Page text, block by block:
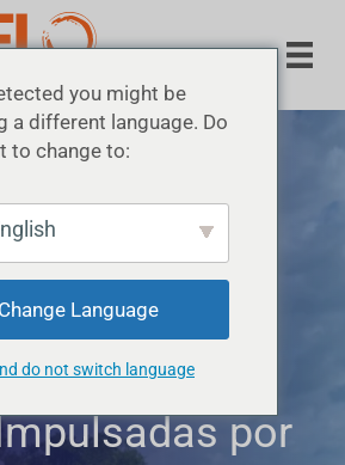
de Larga
por
you might be
a different language. Do
to change to:
Change Language
do not switch language